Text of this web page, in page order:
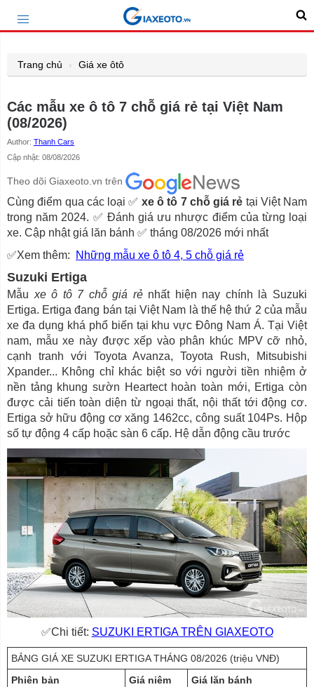
Trang chủ Giá xe ôtô
Các mẫu xe ô tô 7 chỗ giá rẻ tại Việt Nam
(08/2026)
Author: Thanh Cars
Cập nhật: 08/08/2026
Theo dõi Giaxeoto.vn trên
Cùng điểm qua các loại ✅ xe ô tô 7 chỗ giá rẻ tại Việt Nam
trong năm 2024. ✅ Đánh giá ưu nhược điểm của từng loại
xe. Cập nhật giá lăn bánh ✅ tháng 08/2026 mới nhất
✅Xem thêm:
Những mẫu xe ô tô 4, 5 chỗ giá rẻ
Suzuki Ertiga
Mẫu xe ô tô 7 chỗ giá rẻnhất hiện nay chính là Suzuki
Ertiga. Ertiga đang bán tại Việt Nam là thế hệ thứ 2 của mẫu
xe đa dụng khá phổ biến tại khu vực Đông Nam Á. Tại Việt
nam, mẫu xe này được xếp vào phân khúc MPV cỡ nhỏ,
cạnh tranh với Toyota Avanza, Toyota Rush, Mitsubishi
Xpander... Không chỉ khác biệt so với người tiền nhiệm ở
nền tảng khung sườn Heartect hoàn toàn mới, Ertiga còn
được cải tiến toàn diện từ ngoại thất, nội thất tới động cơ.
Ertiga sở hữu động cơ xăng 1462cc, công suất 104Ps. Hộp
số tự động 4 cấp hoặc sàn 6 cấp. Hệ dẫn động cầu trước
✅Chi tiết: SUZUKI ERTIGA TRÊN GIAXEOTO
BẢNG GIÁ XE SUZUKI ERTIGA THÁNG 08/2026 (triệu VNĐ)
Phiên bản
Giá niêm
Giá lăn bánh